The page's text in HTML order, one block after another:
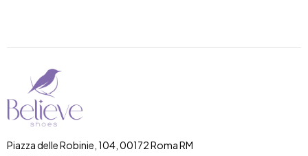
Piazza delle Robinie, 104, 00172 Roma RM